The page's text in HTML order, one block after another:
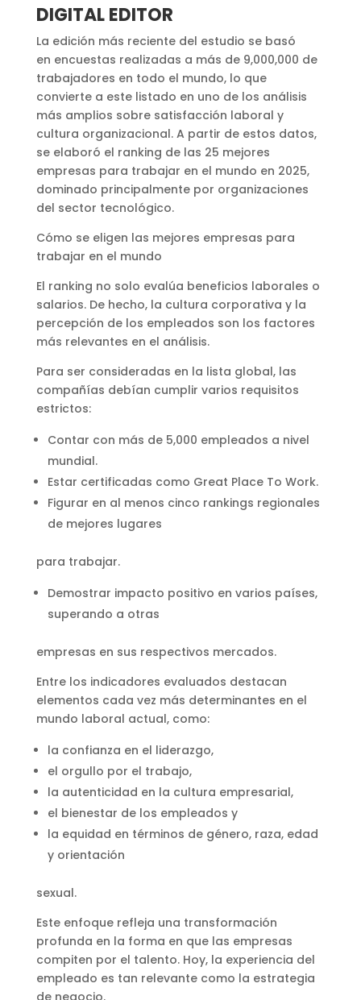
DIGITAL EDITOR
La edición más reciente del estudio se basó
en encuestas realizadas a más de 9,000,000 de
trabajadores en todo el mundo, lo que
convierte a este listado en uno de los análisis
más amplios sobre satisfacción laboral y
cultura organizacional. A partir de estos datos,
se elaboró el ranking de las 25 mejores
empresas para trabajar en el mundo en 2025,
dominado principalmente por organizaciones
del sector tecnológico.
Cómo se eligen las mejores empresas para
trabajar en el mundo
El ranking no solo evalúa beneficios laborales o
salarios. De hecho, la cultura corporativa y la
percepción de los empleados son los factores
más relevantes en el análisis.
Para ser consideradas en la lista global, las
compañías debían cumplir varios requisitos
estrictos:
Contar con más de 5,000 empleados a nivel
mundial.
Estar certificadas como Great Place To Work.
Figurar en al menos cinco rankings regionales
de mejores lugares
para trabajar.
Demostrar impacto positivo en varios países,
superando a otras
empresas en sus respectivos mercados.
Entre los indicadores evaluados destacan
elementos cada vez más determinantes en el
mundo laboral actual, como:
la confianza en el liderazgo,
el orgullo por el trabajo,
la autenticidad en la cultura empresarial,
el bienestar de los empleados y
la equidad en términos de género, raza, edad
y orientación
sexual.
Este enfoque refleja una transformación
profunda en la forma en que las empresas
compiten por el talento. Hoy, la experiencia del
empleado es tan relevante como la estrategia
de negocio.